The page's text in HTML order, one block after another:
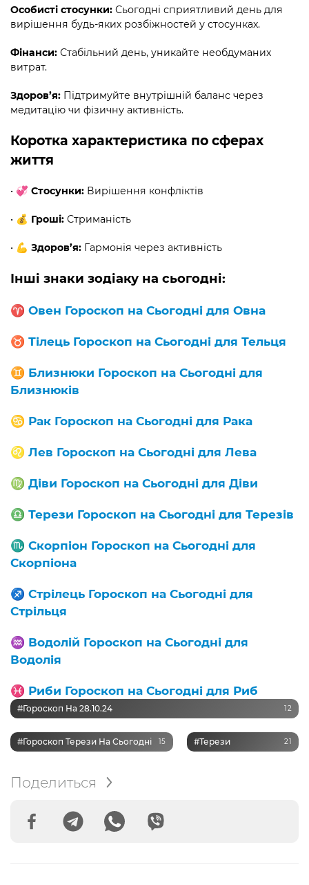
Особисті стосунки: Сьогодні сприятливий день для
вирішення будь-яких розбіжностей у стосунках.
Фінанси: Стабільний день, уникайте необдуманих
витрат.
Здоров’я: Підтримуйте внутрішній баланс через
медитацію чи фізичну активність.
Коротка характеристика по сферах
життя
• 💞 Стосунки: Вирішення конфліктів
• 💰 Гроші: Стриманість
• 💪 Здоров’я: Гармонія через активність
Інші знаки зодіаку на сьогодні:
♈️ Овен Гороскоп на Сьогодні для Овна
♉️ Тілець Гороскоп на Сьогодні для Тельця
♊️ Близнюки Гороскоп на Сьогодні для
Близнюків
♋️ Рак Гороскоп на Сьогодні для Рака
♌️ Лев Гороскоп на Сьогодні для Лева
♍️ Діви Гороскоп на Сьогодні для Діви
♎️ Терези Гороскоп на Сьогодні для Терезів
♏️ Скорпіон Гороскоп на Сьогодні для
Скорпіона
♐️ Стрілець Гороскоп на Сьогодні для
Стрільця
♒️ Водолій Гороскоп на Сьогодні для
Водолія
♓️ Риби Гороскоп на Сьогодні для Риб
#Гороскоп На 28.10.24 12
#Гороскоп Терези На Сьогодні 15 #Терези 21
Поделиться